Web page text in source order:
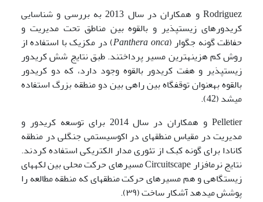
Rodriguez و همکاران در سال 2013 به بررسی و شناسایی
کریدورهای زیست­پذیر و بالقوه بین مناطق تحت مدیریت و
حفاظت گونه جگوار (Panthera onca) در مکزیک با استفاده از
روش کم هزینه­ترین مسیر پرداختند. طبق نتایج شش کریدور
زیست­پذیر و هفت کریدور بالقوه وجود دارد، که دو کریدور
بالقوه به­عنوان توقفگاه بین راهی بین دو منطقه بزرگ استفاده
می­شد (42).
Pelletier و همکاران در سال 2014 برای توسعه کریدور و
مدیریت در مقیاس منطقه­ای در اکوسیستمی جنگلی در منطقه
کانادا برای گونه کبک از تئوری مدار الکتریکی استفاده کردند.
نتایج نرم­افزار Circuitscape مسیرهای حرکت محلی بین لکه­های
زیستگاهی و هم مسیرهای حرکت منطقه­ای که منطقه مطالعه را
پوشش می­دهد آشکار ساخت (۳۹).